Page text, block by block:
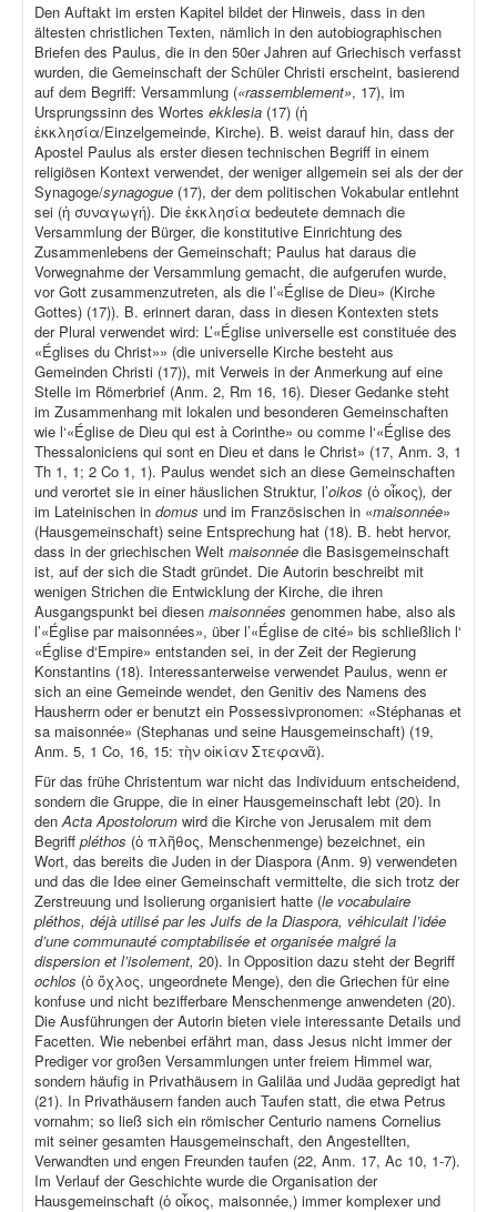
Den Auftakt im ersten Kapitel bildet der Hinweis, dass in den
ältesten christlichen Texten, nämlich in den autobiographischen
Briefen des Paulus, die in den 50er Jahren auf Griechisch verfasst
wurden, die Gemeinschaft der Schüler Christi erscheint, basierend
auf dem Begriff: Versammlung («rassemblement», 17), im
Ursprungssinn des Wortes ekklesia (17) (ἡ
ἐκκλησία/Einzelgemeinde, Kirche). B. weist darauf hin, dass der
Apostel Paulus als erster diesen technischen Begriff in einem
religiösen Kontext verwendet, der weniger allgemein sei als der der
Synagoge/synagogue (17), der dem politischen Vokabular entlehnt
sei (ἡ συναγωγή). Die ἐκκλησία bedeutete demnach die
Versammlung der Bürger, die konstitutive Einrichtung des
Zusammenlebens der Gemeinschaft; Paulus hat daraus die
Vorwegnahme der Versammlung gemacht, die aufgerufen wurde,
vor Gott zusammenzutreten, als die l’«Église de Dieu» (Kirche
Gottes) (17)). B. erinnert daran, dass in diesen Kontexten stets
der Plural verwendet wird: L’«Église universelle est constituée des
«Églises du Christ»» (die universelle Kirche besteht aus
Gemeinden Christi (17)), mit Verweis in der Anmerkung auf eine
Stelle im Römerbrief (Anm. 2, Rm 16, 16). Dieser Gedanke steht
im Zusammenhang mit lokalen und besonderen Gemeinschaften
wie l‘«Église de Dieu qui est à Corinthe» ou comme l‘«Église des
Thessaloniciens qui sont en Dieu et dans le Christ» (17, Anm. 3, 1
Th 1, 1; 2 Co 1, 1). Paulus wendet sich an diese Gemeinschaften
und verortet sie in einer häuslichen Struktur, l’oikos (ὁ οἶκος), der
im Lateinischen in domus und im Französischen in «maisonnée»
(Hausgemeinschaft) seine Entsprechung hat (18). B. hebt hervor,
dass in der griechischen Welt maisonnée die Basisgemeinschaft
ist, auf der sich die Stadt gründet. Die Autorin beschreibt mit
wenigen Strichen die Entwicklung der Kirche, die ihren
Ausgangspunkt bei diesen maisonnées genommen habe, also als
l’«Église par maisonnées», über l’«Église de cité» bis schließlich l‘
«Église d‘Empire» entstanden sei, in der Zeit der Regierung
Konstantins (18). Interessanterweise verwendet Paulus, wenn er
sich an eine Gemeinde wendet, den Genitiv des Namens des
Hausherrn oder er benutzt ein Possessivpronomen: «Stéphanas et
sa maisonnée» (Stephanas und seine Hausgemeinschaft) (19,
Anm. 5, 1 Co, 16, 15: τὴν οἰκίαν Στεφανᾶ).
Für das frühe Christentum war nicht das Individuum entscheidend,
sondern die Gruppe, die in einer Hausgemeinschaft lebt (20). In
denActa Apostolorum wird die Kirche von Jerusalem mit dem
Begriff pléthos (ὁ πλῆθος, Menschenmenge) bezeichnet, ein
Wort, das bereits die Juden in der Diaspora (Anm. 9) verwendeten
und das die Idee einer Gemeinschaft vermittelte, die sich trotz der
Zerstreuung und Isolierung organisiert hatte (le vocabulaire
pléthos, déjà utilisé par les Juifs de la Diaspora, véhiculait l’idée
d’une communauté comptabilisée et organisée malgré la
dispersion et l’isolement, 20). In Opposition dazu steht der Begriff
ochlos (ὁ ὄχλος, ungeordnete Menge), den die Griechen für eine
konfuse und nicht bezifferbare Menschenmenge anwendeten (20).
Die Ausführungen der Autorin bieten viele interessante Details und
Facetten. Wie nebenbei erfährt man, dass Jesus nicht immer der
Prediger vor großen Versammlungen unter freiem Himmel war,
sondern häufig in Privathäusern in Galiläa und Judäa gepredigt hat
(21). In Privathäusern fanden auch Taufen statt, die etwa Petrus
vornahm; so ließ sich ein römischer Centurio namens Cornelius
mit seiner gesamten Hausgemeinschaft, den Angestellten,
Verwandten und engen Freunden taufen (22, Anm. 17, Ac 10, 1-7).
Im Verlauf der Geschichte wurde die Organisation der
Hausgemeinschaft (ὁ οἶκος, maisonnée,) immer komplexer und